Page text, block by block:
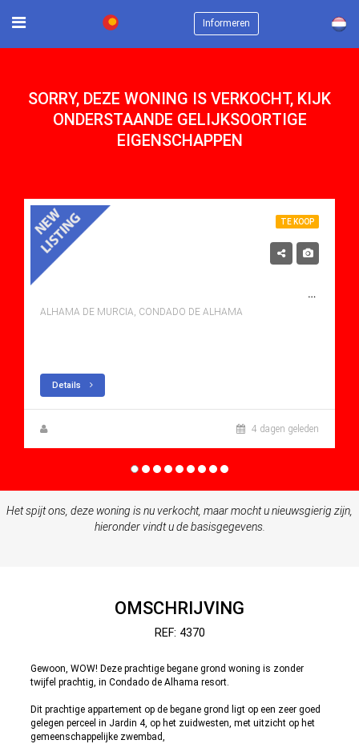
Informeren ×
SORRY, DEZE WONING IS VERKOCHT, KIJK
ONDERSTAANDE GELIJKSOORTIGE
EIGENSCHAPPEN
TE KOOP
115,000€
TE KOOP APARTMENT IN CONDADO DE ALHAMA, ALHAMA DE MURCIA MET ZWEMBAD
ALHAMA DE MURCIA, CONDADO DE ALHAMA
Details
4 dagen geleden
Het spijt ons, deze woning is nu verkocht, maar mocht u nieuwsgierig zijn,
hieronder vindt u de basisgegevens.
OMSCHRIJVING
REF: 4370
Gewoon, WOW! Deze prachtige begane grond woning is zonder
twijfel prachtig, in Condado de Alhama resort.
Dit prachtige appartement op de begane grond ligt op een zeer goed
gelegen perceel in Jardin 4, op het zuidwesten, met uitzicht op het
gemeenschappelijke zwembad,